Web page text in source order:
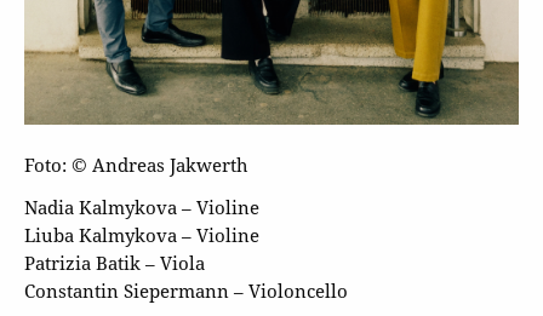
Foto: © Andreas Jakwerth
Nadia Kalmykova – Violine
Liuba Kalmykova – Violine
Patrizia Batik – Viola
Constantin Siepermann – Violoncello